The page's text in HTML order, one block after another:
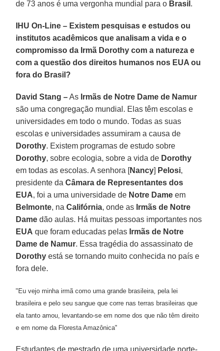
de 73 anos é uma vergonha mundial para o Brasil .
IHU On-Line – Existem pesquisas e estudos ou
institutos acadêmicos que analisam a vida e o
compromisso da Irmã Dorothy com a natureza e
com a questão dos direitos humanos nos EUA ou
fora do Brasil?
David Stang –As Irmãs de Notre Dame de Namur
são uma congregação mundial. Elas têm escolas e
universidades em todo o mundo. Todas as suas
escolas e universidades assumiram a causa de
Dorothy. Existem programas de estudo sobre
Dorothy, sobre ecologia, sobre a vida de Dorothy
em todas as escolas. A senhora [Nancy] Pelosi,
presidente daCâmara de Representantes dos
EUA, foi a uma universidade de Notre Dame em
Belmonte, naCalifórnia, onde as Irmãs de Notre
Dame dão aulas. Há muitas pessoas importantes nos
EUA que foram educadas pelas Irmãs de Notre
Dame de Namur. Essa tragédia do assassinato de
Dorothy está se tornando muito conhecida no país e
fora dele.
"Eu vejo minha irmã como uma grande brasileira, pela lei
brasileira e pelo seu sangue que corre nas terras brasileiras que
ela tanto amou, levantando-se em nome dos que não têm direito
e em nome da Floresta Amazônica"
Estudantes de mestrado de uma universidade norte-